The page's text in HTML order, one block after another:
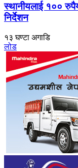
स्थानीयलाई १००
निर्देशन
१३ घण्टा अगाडि
लोड